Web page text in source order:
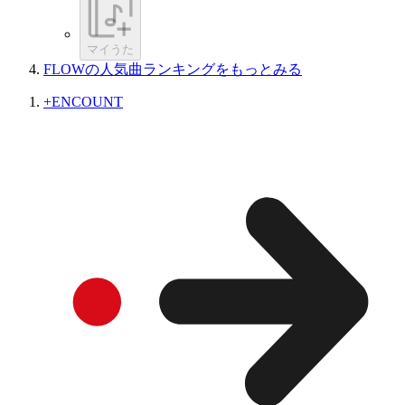
マイうた
FLOWの人気曲ランキングをもっとみる
+ENCOUNT